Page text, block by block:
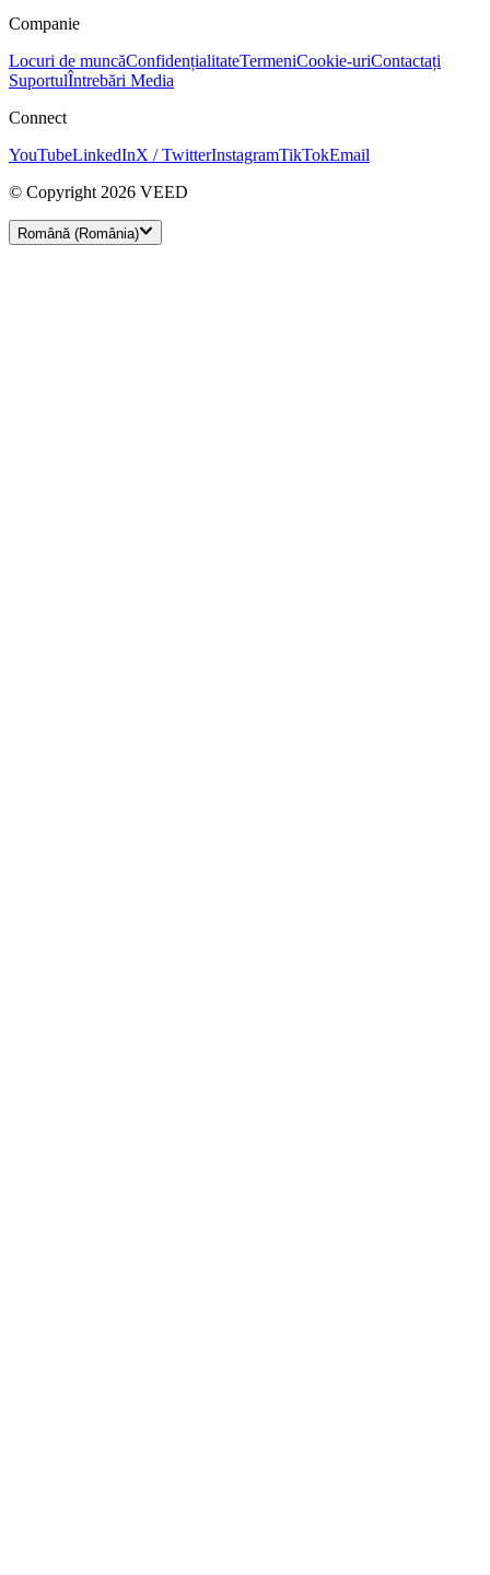
Companie
Locuri de muncăConfidențialitateTermeniCookie-uriContactați
SuportulÎntrebări Media
Connect
YouTubeLinkedInX / TwitterInstagramTikTokEmail
© Copyright 2026 VEED
Română (România)